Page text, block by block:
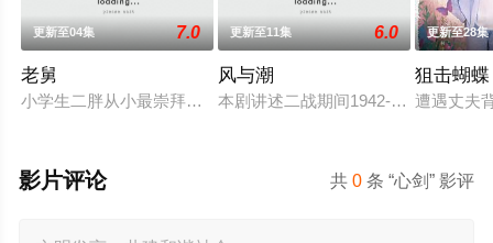
更新至04集 7.0
老舅
小学生二胖从小最崇拜的人就是自己的老舅，老舅从小天资聪颖
更新至11集 6.0
风与潮
本剧讲述二战期间1942-1945年澳门“
更新至28集
狙击蝴蝶
遭遇丈夫
共0 条 “心剑” 影评
影片评论